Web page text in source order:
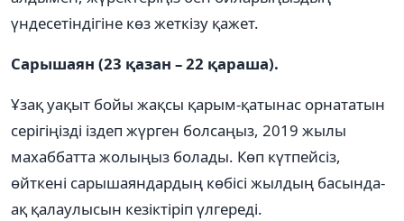
үндесетіндігіне көз жеткізу қажет.
Сарышаян (23 қазан – 22 қараша).
Ұзақ уақыт бойы жақсы қарым-қатынас орнататын
серігіңізді іздеп жүрген болсаңыз, 2019 жылы
махаббатта жолыңыз болады. Көп күтпейсіз,
өйткені сарышаяндардың көбісі жылдың басында-
ақ қалаулысын кезіктіріп үлгереді.